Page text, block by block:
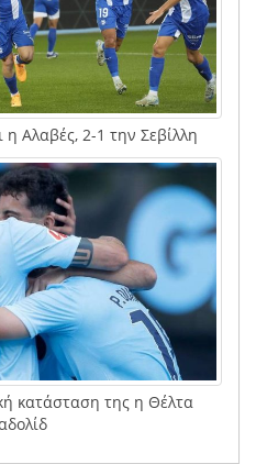
η Αλαβές, 2-1 την Σεβίλλη
κατάσταση της η Θέλτα